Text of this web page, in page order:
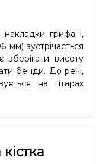
грифа і,
мм) зустрічається
зберігати висоту
бенди. До речі,
на гітарах